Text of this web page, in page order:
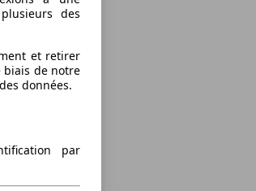
des
et retirer
biais de notre
données.
par